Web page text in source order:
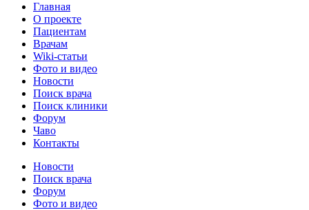
Главная
О проекте
Пациентам
Врачам
Wiki-статьи
Фото и видео
Новости
Поиск врача
Поиск клиники
Форум
Чаво
Контакты
Новости
Поиск врача
Форум
Фото и видео